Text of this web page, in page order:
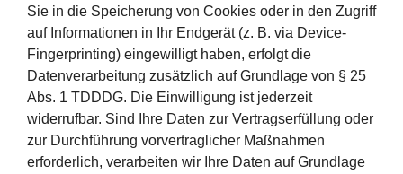
Sie in die Speicherung von Cookies oder in den Zugriff
auf Informationen in Ihr Endgerät (z. B. via Device-
Fingerprinting) eingewilligt haben, erfolgt die
Datenverarbeitung zusätzlich auf Grundlage von § 25
Abs. 1 TDDDG. Die Einwilligung ist jederzeit
widerrufbar. Sind Ihre Daten zur Vertragserfüllung oder
zur Durchführung vorvertraglicher Maßnahmen
erforderlich, verarbeiten wir Ihre Daten auf Grundlage